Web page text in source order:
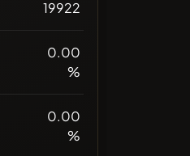
19922
0.00
%
0.00
%